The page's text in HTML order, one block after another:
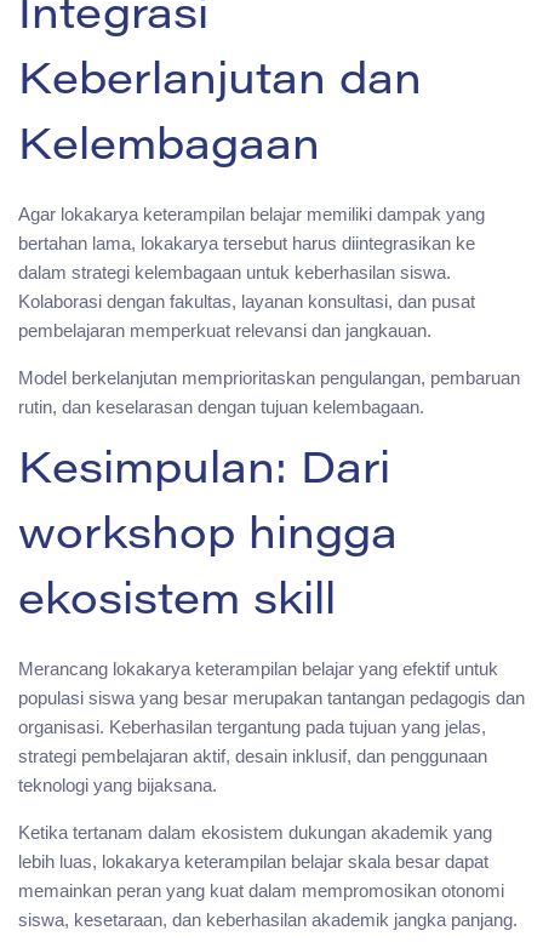
Integrasi
Keberlanjutan dan
Kelembagaan
Agar lokakarya keterampilan belajar memiliki dampak yang
bertahan lama, lokakarya tersebut harus diintegrasikan ke
dalam strategi kelembagaan untuk keberhasilan siswa.
Kolaborasi dengan fakultas, layanan konsultasi, dan pusat
pembelajaran memperkuat relevansi dan jangkauan.
Model berkelanjutan memprioritaskan pengulangan, pembaruan
rutin, dan keselarasan dengan tujuan kelembagaan.
Kesimpulan: Dari
workshop hingga
ekosistem skill
Merancang lokakarya keterampilan belajar yang efektif untuk
populasi siswa yang besar merupakan tantangan pedagogis dan
organisasi. Keberhasilan tergantung pada tujuan yang jelas,
strategi pembelajaran aktif, desain inklusif, dan penggunaan
teknologi yang bijaksana.
Ketika tertanam dalam ekosistem dukungan akademik yang
lebih luas, lokakarya keterampilan belajar skala besar dapat
memainkan peran yang kuat dalam mempromosikan otonomi
siswa, kesetaraan, dan keberhasilan akademik jangka panjang.